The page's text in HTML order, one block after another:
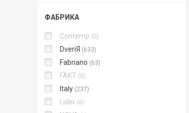
ФАБРИКА
Contemp 0
DveriЯ 633
Fabriano 63
FAKT 0
Italy 237
Lider 0